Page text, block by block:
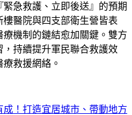
急救護、立即後送』的預期
醫院與四支部衛生營皆表
機制的鏈結愈加關鍵。雙方
持續提升軍民聯合救護效
救援網絡。
！打造宜居城市、帶動地方